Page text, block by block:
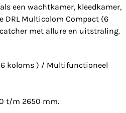
een wachtkamer, kleedkamer,
DRL Multicolom Compact (6
met allure en uitstraling.
koloms ) / Multifunctioneel
t/m 2650 mm.